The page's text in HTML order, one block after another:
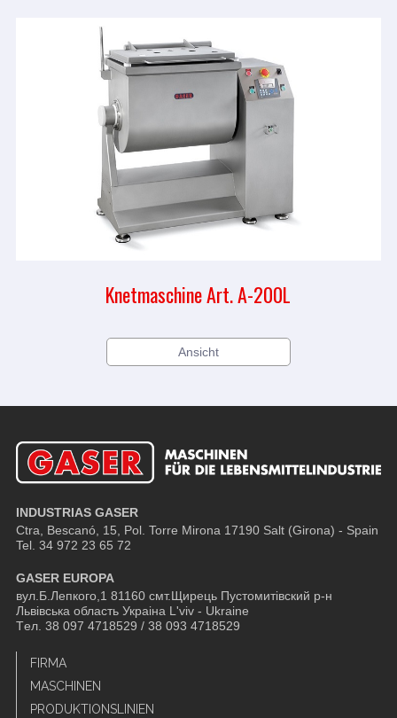
Knetmaschine Art. A-200L
Ansicht
INDUSTRIAS GASER
Ctra, Bescanó, 15, Pol. Torre Mirona 17190 Salt (Girona) - Spain
Tel. 34 972 23 65 72
GASER EUROPA
вул.Б.Лепкого,1 81160 смт.Щирець Пустомитівский р-н
Львівська область Украіна L'viv - Ukraine
Tел. 38 097 4718529 / 38 093 4718529
FIRMA
MASCHINEN
PRODUKTIONSLINIEN